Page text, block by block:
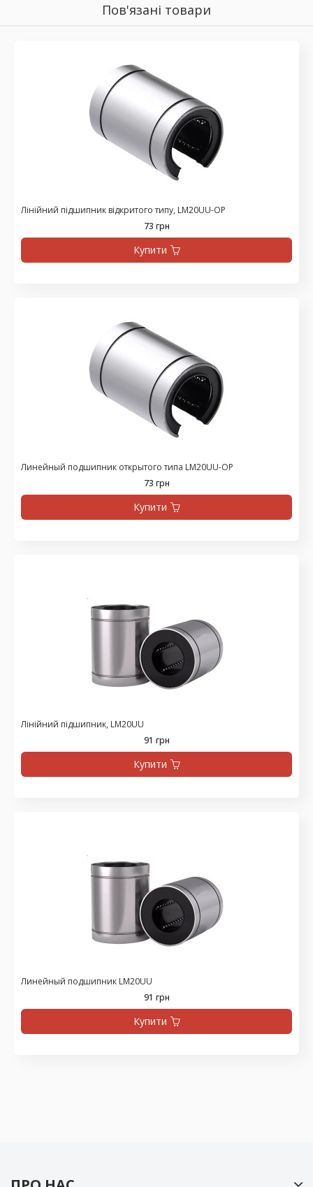
Пов'язані товари
Лінійний підшипник відкритого типу, LM20UU-OP
73 грн
Купити
Линейный подшипник открытого типа LM20UU-OP
73 грн
Купити
Лінійний підшипник, LM20UU
91 грн
Купити
Линейный подшипник LM20UU
91 грн
Купити